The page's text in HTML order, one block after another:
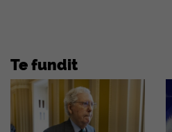
Te fundit